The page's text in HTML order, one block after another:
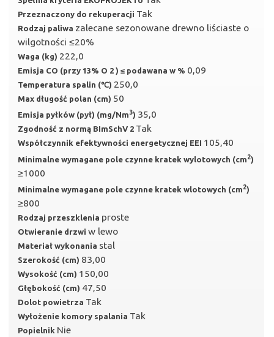
Przeznaczony do rekuperacji Tak
Rodzaj paliwa zalecane sezonowane drewno liściaste o
wilgotności ≤20%
Waga (kg) 222,0
Emisja CO (przy 13% O 2 ) ≤ podawana w % 0,09
Temperatura spalin (℃) 250,0
Max długość polan (cm) 50
Emisja pyłków (pył) (mg/Nm3) 35,0
Zgodność z normą BImSchV 2 Tak
Współczynnik efektywności energetycznej EEI 105,40
Minimalne wymagane pole czynne kratek wylotowych (cm2)
≥1000
Minimalne wymagane pole czynne kratek wlotowych (cm2)
≥800
Rodzaj przeszklenia proste
Otwieranie drzwi w lewo
Materiał wykonania stal
Szerokość (cm) 83,00
Wysokość (cm) 150,00
Głębokość (cm) 47,50
Dolot powietrza Tak
Wyłożenie komory spalania Tak
Popielnik Nie